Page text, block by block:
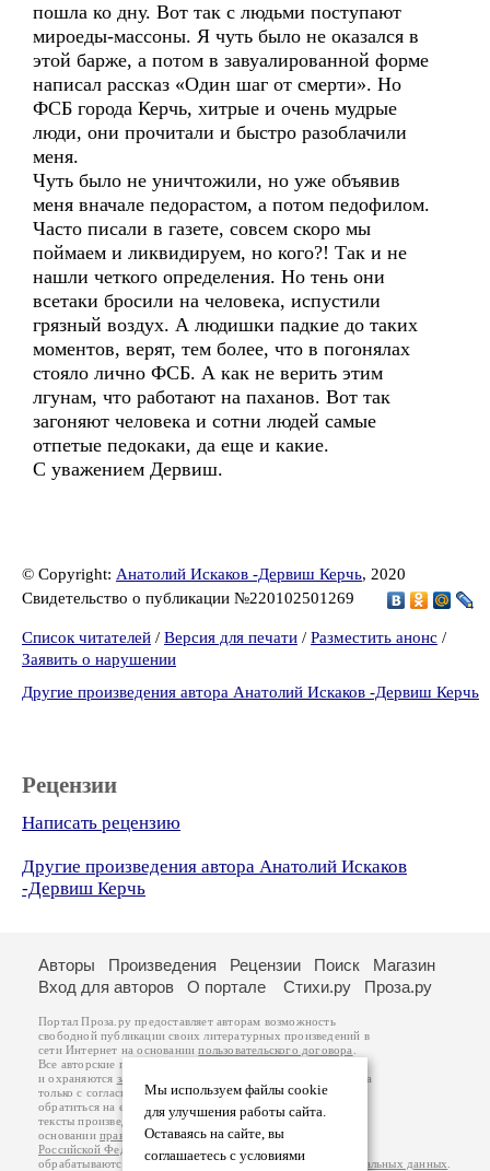
пошла ко дну. Вот так с людьми поступают
мироеды-массоны. Я чуть было не оказался в
этой барже, а потом в завуалированной форме
написал рассказ «Один шаг от смерти». Но
ФСБ города Керчь, хитрые и очень мудрые
люди, они прочитали и быстро разоблачили
меня.
Чуть было не уничтожили, но уже объявив
меня вначале педорастом, а потом педофилом.
Часто писали в газете, совсем скоро мы
поймаем и ликвидируем, но кого?! Так и не
нашли четкого определения. Но тень они
всетаки бросили на человека, испустили
грязный воздух. А людишки падкие до таких
моментов, верят, тем более, что в погонялах
стояло лично ФСБ. А как не верить этим
лгунам, что работают на паханов. Вот так
загоняют человека и сотни людей самые
отпетые педокаки, да еще и какие.
С уважением Дервиш.
© Copyright: Анатолий Искаков -Дервиш Керчь, 2020
Свидетельство о публикации №220102501269
Список читателей / Версия для печати / Разместить анонс /
Заявить о нарушении
Другие произведения автора Анатолий Искаков -Дервиш Керчь
Рецензии
Написать рецензию
Другие произведения автора Анатолий Искаков
-Дервиш Керчь
Мы используем файлы cookie
для улучшения работы сайта.
Оставаясь на сайте, вы
соглашаетесь с условиями
Авторы Произведения Рецензии Поиск
Магазин
Вход для авторов
О портале Стихи.ру Проза.ру
Портал Проза.ру предоставляет авторам возможность
свободной публикации своих литературных произведений в
сети Интернет на основаниипользовательского договора
Все авторские права на произведения принадлежат авторам
и охраняются законом
. Перепечатка произведений возможна
только с согласия его автора, к которому вы можете
обратиться на его авторской странице. Ответственность за
тексты произведений авторы несут самостоятельно на
основанииправил публикацииизаконодательства
Российской Федерации
обрабатываются на основанииПолитики обработки персональных данных